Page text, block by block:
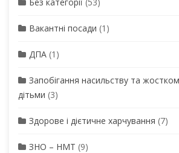
Вакантні посади (1)
ДПА (1)
Запобігання насильству та
дітьми (3)
Здорове і дієтичне харчування (7)
ЗНО – НМТ (9)